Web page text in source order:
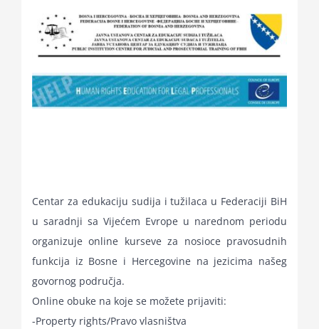
Publikacije
Projekti
Search
Centar za edukaciju sudija i tužilaca u Federaciji BiH
u saradnji sa Vijećem Evrope u narednom periodu
organizuje online kurseve za nosioce pravosudnih
funkcija iz Bosne i Hercegovine na jezicima našeg
govornog područja.
Online obuke na koje se možete prijaviti:
-Property rights/Pravo vlasništva